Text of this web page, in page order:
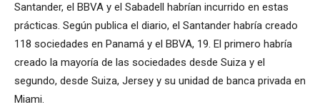
Santander, el BBVA y el Sabadell habrían incurrido en estas
prácticas. Según publica el diario, el Santander habría creado
118 sociedades en Panamá y el BBVA, 19. El primero habría
creado la mayoría de las sociedades desde Suiza y el
segundo, desde Suiza, Jersey y su unidad de banca privada en
Miami.